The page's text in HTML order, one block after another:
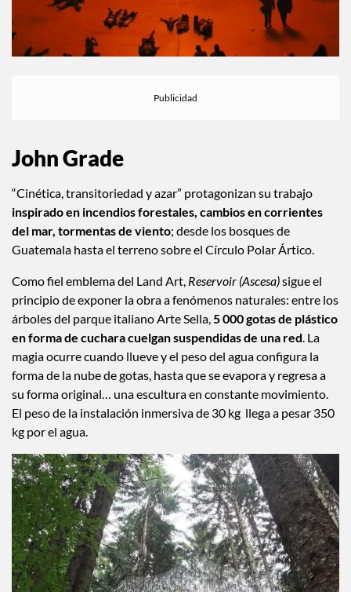
John Grade
“Cinética, transitoriedad y azar” protagonizan su trabajo
inspirado en incendios forestales, cambios en corrientes
del mar, tormentas de viento; desde los bosques de
Guatemala hasta el terreno sobre el Círculo Polar Ártico.
Como fiel emblema del Land Art, Reservoir (Ascesa)sigue el
principio de exponer la obra a fenómenos naturales: entre los
árboles del parque italiano Arte Sella, 5 000 gotas de plástico
en forma de cuchara cuelgan suspendidas de una red . La
magia ocurre cuando llueve y el peso del agua configura la
forma de la nube de gotas, hasta que se evapora y regresa a
su forma original… una escultura en constante movimiento.
El peso de la instalación inmersiva de 30 kg llega a pesar 350
kg por el agua.